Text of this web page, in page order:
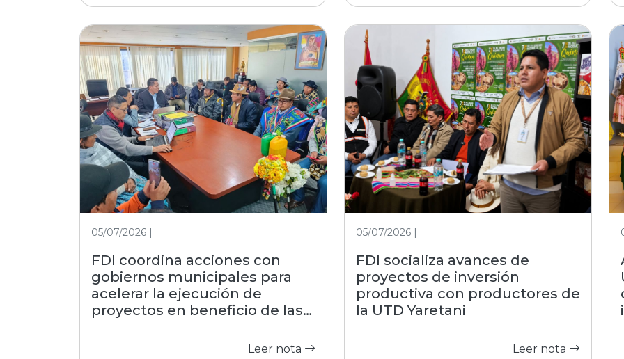
05/07/2026 |
FDI coordina acciones con
gobiernos municipales para
acelerar la ejecución de
proyectos en beneficio de las
Leer nota
05/07/2026 |
FDI socializa avances de
proyectos de inversión
productiva con productores de
la UTD Yaretani
Leer nota